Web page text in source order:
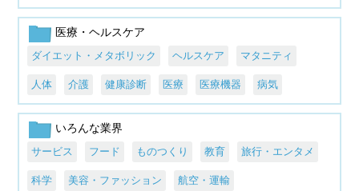
医療・ヘルスケア
ダイエット・メタボリック ヘルスケア マタニティ
人体 介護 健康診断 医療 医療機器 病気
いろんな業界
サービス フード ものつくり 教育 旅行・エンタメ
科学 美容・ファッション 航空・運輸